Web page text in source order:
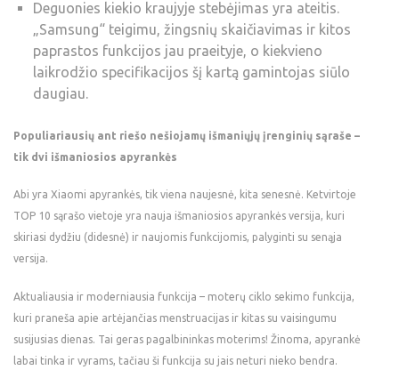
Deguonies kiekio kraujyje stebėjimas yra ateitis.
„Samsung“ teigimu, žingsnių skaičiavimas ir kitos
paprastos funkcijos jau praeityje, o kiekvieno
laikrodžio specifikacijos šį kartą gamintojas siūlo
daugiau.
Populiariausių ant riešo nešiojamų išmaniųjų įrenginių sąraše –
tik dvi išmaniosios apyrankės
Abi yra Xiaomi apyrankės, tik viena naujesnė, kita senesnė. Ketvirtoje
TOP 10 sąrašo vietoje yra nauja išmaniosios apyrankės versija, kuri
skiriasi dydžiu (didesnė) ir naujomis funkcijomis, palyginti su senąja
versija.
Aktualiausia ir moderniausia funkcija – moterų ciklo sekimo funkcija,
kuri praneša apie artėjančias menstruacijas ir kitas su vaisingumu
susijusias dienas. Tai geras pagalbininkas moterims! Žinoma, apyrankė
labai tinka ir vyrams, tačiau ši funkcija su jais neturi nieko bendra.